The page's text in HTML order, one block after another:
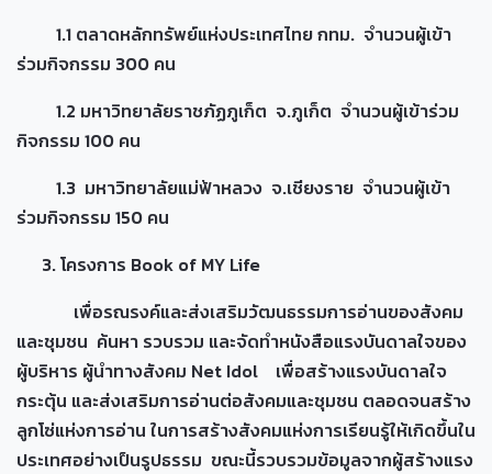
1.1 ตลาดหลักทรัพย์แห่งประเทศไทย กทม. จำนวนผู้เข้า
ร่วมกิจกรรม 300 คน
1.2 มหาวิทยาลัยราชภัฏภูเก็ต จ.ภูเก็ต จำนวนผู้เข้าร่วม
กิจกรรม 100 คน
1.3 มหาวิทยาลัยแม่ฟ้าหลวง จ.เชียงราย จำนวนผู้เข้า
ร่วมกิจกรรม 150 คน
โครงการ Book of MY Life
เพื่อรณรงค์และส่งเสริมวัฒนธรรมการอ่านของสังคม
และชุมชน ค้นหา รวบรวม และจัดทำหนังสือแรงบันดาลใจของ
ผู้บริหาร ผู้นำทางสังคม Net Idol เพื่อสร้างแรงบันดาลใจ
กระตุ้น และส่งเสริมการอ่านต่อสังคมและชุมชน ตลอดจนสร้าง
ลูกโซ่แห่งการอ่าน ในการสร้างสังคมแห่งการเรียนรู้ให้เกิดขึ้นใน
ประเทศอย่างเป็นรูปธรรม ขณะนี้รวบรวมข้อมูลจากผู้สร้างแรง